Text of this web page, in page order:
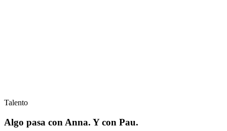
Talento
Algo pasa con Anna. Y con Pau.